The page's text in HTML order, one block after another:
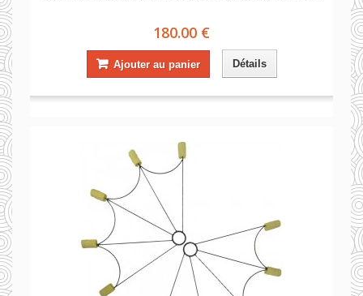
180.00 €
Ajouter au panier Détails